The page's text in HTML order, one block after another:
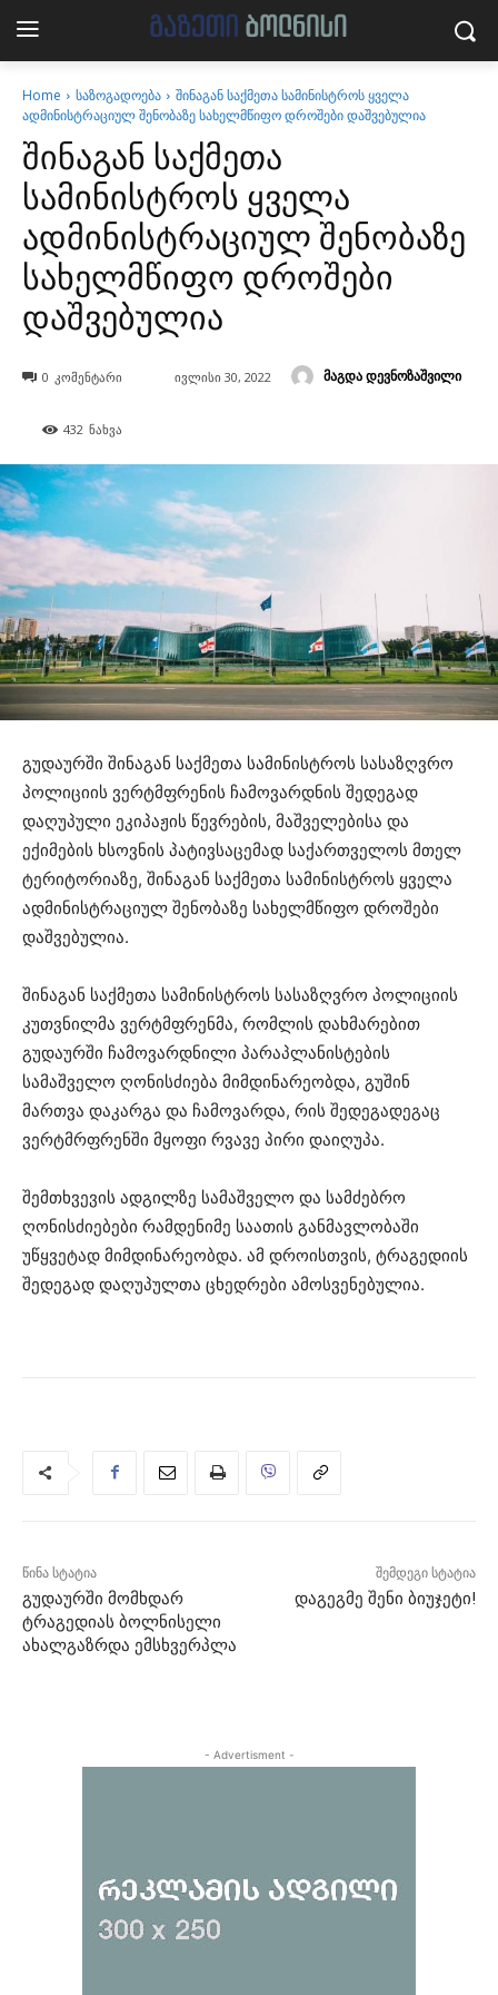
Home საზოგადოება
შინაგან საქმეთა სამინისტროს ყველა
ადმინისტრაციულ შენობაზე სახელმწიფო დროშები დაშვებულია
შინაგან საქმეთა
სამინისტროს ყველა
ადმინისტრაციულ შენობაზე
სახელმწიფო დროშები
დაშვებულია
მაგდა დევნოზაშვილი
ივლისი 30, 2022
0 კომენტარი
432 ნახვა
გუდაურში შინაგან საქმეთა სამინისტროს სასაზღვრო
პოლიციის ვერტმფრენის ჩამოვარდნის შედეგად
დაღუპული ეკიპაჟის წევრების, მაშველებისა და
ექიმების ხსოვნის პატივსაცემად საქართველოს მთელ
ტერიტორიაზე, შინაგან საქმეთა სამინისტროს ყველა
ადმინისტრაციულ შენობაზე სახელმწიფო დროშები
დაშვებულია.
შინაგან საქმეთა სამინისტროს სასაზღვრო პოლიციის
კუთვნილმა ვერტმფრენმა, რომლის დახმარებით
გუდაურში ჩამოვარდნილი პარაპლანისტების
სამაშველო ღონისძიება მიმდინარეობდა, გუშინ
მართვა დაკარგა და ჩამოვარდა, რის შედეგადეგაც
ვერტმრფრენში მყოფი რვავე პირი დაიღუპა.
შემთხვევის ადგილზე სამაშველო და სამძებრო
ღონისძიებები რამდენიმე საათის განმავლობაში
უწყვეტად მიმდინარეობდა. ამ დროისთვის, ტრაგედიის
შედეგად დაღუპულთა ცხედრები ამოსვენებულია.
წინა სტატია
გუდაურში მომხდარ
ტრაგედიას ბოლნისელი
ახალგაზრდა ემსხვერპლა
შემდეგი სტატია
დაგეგმე შენი ბიუჯეტი!
- Advertisment -